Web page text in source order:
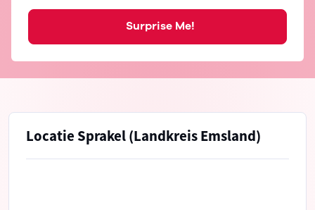
Surprise Me!
Locatie Sprakel (Landkreis Emsland)